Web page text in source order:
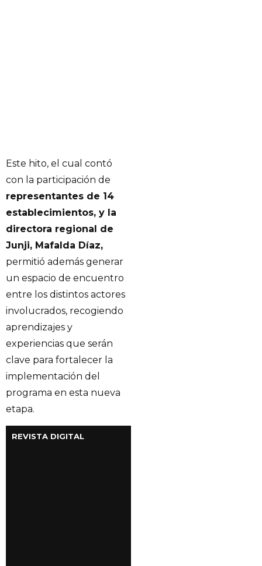
Este hito, el cual contó
con la participación de
representantes de 14
establecimientos, y la
directora regional de
Junji, Mafalda Díaz,
permitió además generar
un espacio de encuentro
entre los distintos actores
involucrados, recogiendo
aprendizajes y
experiencias que serán
clave para fortalecer la
implementación del
programa en esta nueva
etapa.
REVISTA DIGITAL